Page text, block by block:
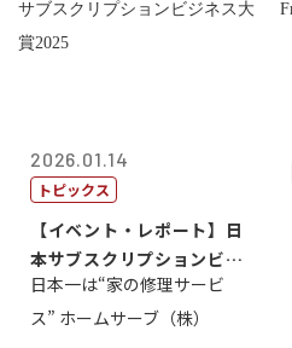
2026.01.14
トピックス
【イベント・レポート】日
本サブスクリプションビジ
ネス大賞20...
日本一は“家の修理サービ
ス” ホームサーブ（株）